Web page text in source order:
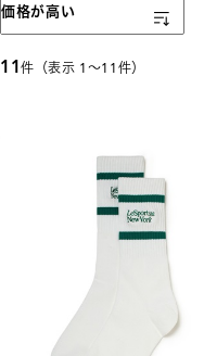
11件（表示 1〜11件）
表示順
価格が高い